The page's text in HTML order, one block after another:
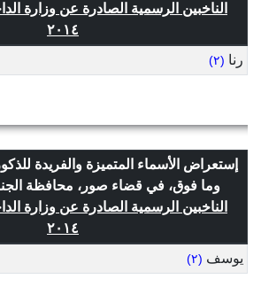
الناخبين الرسمية الصادرة عن وزارة
٢٠١٤
رنا (٢)
وما فوق، في قضاء صور، محافظة
الناخبين الرسمية الصادرة عن وزارة
٢٠١٤
يوسف (٢)